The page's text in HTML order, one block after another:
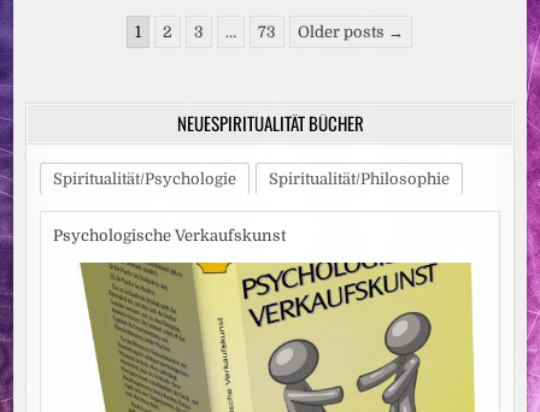
Seitennummerierung
Beiträge
1 2 3 … 73 Older posts →
NEUESPIRITUALITÄT BÜCHER
Spiritualität/Psychologie Spiritualität/Philosophie
Psychologische Verkaufskunst